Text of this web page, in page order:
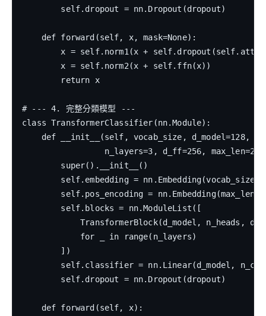
        self.dropout = nn.Dropout(dropout)
    def forward(self, x, mask=None):
x = self.norm1(x +
        x = self.norm2(x + self.ffn(x))
        return x
# --- 4. 完整分類模型 ---
class TransformerClassifier(nn.Module):
def __init__(self, vocab_size, d_model=128,
n_layers=3, d_ff=256,
        super().__init__()
self.embedding = nn.Embedding(vocab_size,
self.pos_encoding = nn.Embedding(max_len,
        self.blocks = nn.ModuleList([
TransformerBlock(d_model, n_heads,
            for _ in range(n_layers)
        ])
self.classifier = nn.Linear(d_model,
        self.dropout = nn.Dropout(dropout)
    def forward(self, x):